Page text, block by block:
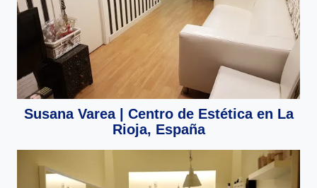
Susana Varea | Centro de Estética en La
Rioja, España